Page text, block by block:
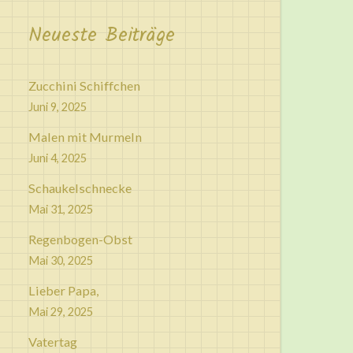
Neueste Beiträge
Zucchini Schiffchen
Juni 9, 2025
Malen mit Murmeln
Juni 4, 2025
Schaukelschnecke
Mai 31, 2025
Regenbogen-Obst
Mai 30, 2025
Lieber Papa,
Mai 29, 2025
Vatertag